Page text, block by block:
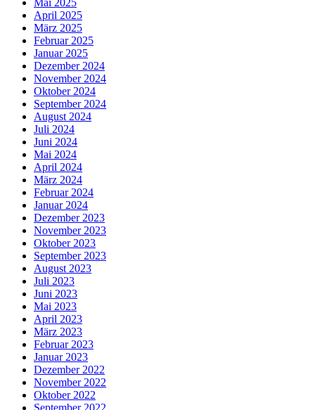
Mai 2025
April 2025
März 2025
Februar 2025
Januar 2025
Dezember 2024
November 2024
Oktober 2024
September 2024
August 2024
Juli 2024
Juni 2024
Mai 2024
April 2024
März 2024
Februar 2024
Januar 2024
Dezember 2023
November 2023
Oktober 2023
September 2023
August 2023
Juli 2023
Juni 2023
Mai 2023
April 2023
März 2023
Februar 2023
Januar 2023
Dezember 2022
November 2022
Oktober 2022
September 2022